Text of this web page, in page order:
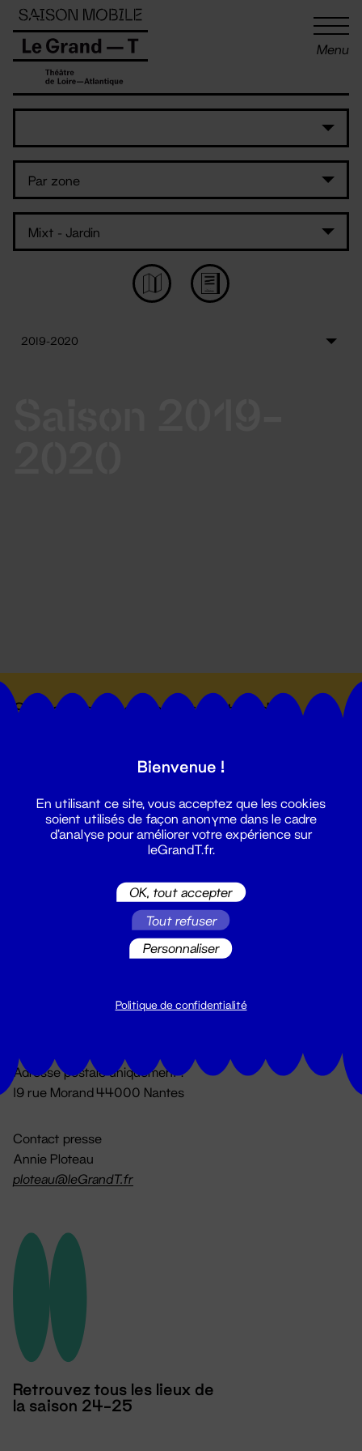
Menu
Suivez toutes les actualités du
Du lundi au vendredi 14h → 18h
Adresse postale uniquement :
19 rue Morand 44000 Nantes
Contact presse
Annie Ploteau
ploteau@leGrandT.fr
Retrouvez tous les lieux de
la saison 24-25
Panneau de gestion des cookies
Bienvenue !
En utilisant ce site, vous acceptez que les cookies
soient utilisés de façon anonyme dans le cadre
d'analyse pour améliorer votre expérience sur
leGrandT.fr.
OK, tout accepter
Tout refuser
Personnaliser
Politique de confidentialité